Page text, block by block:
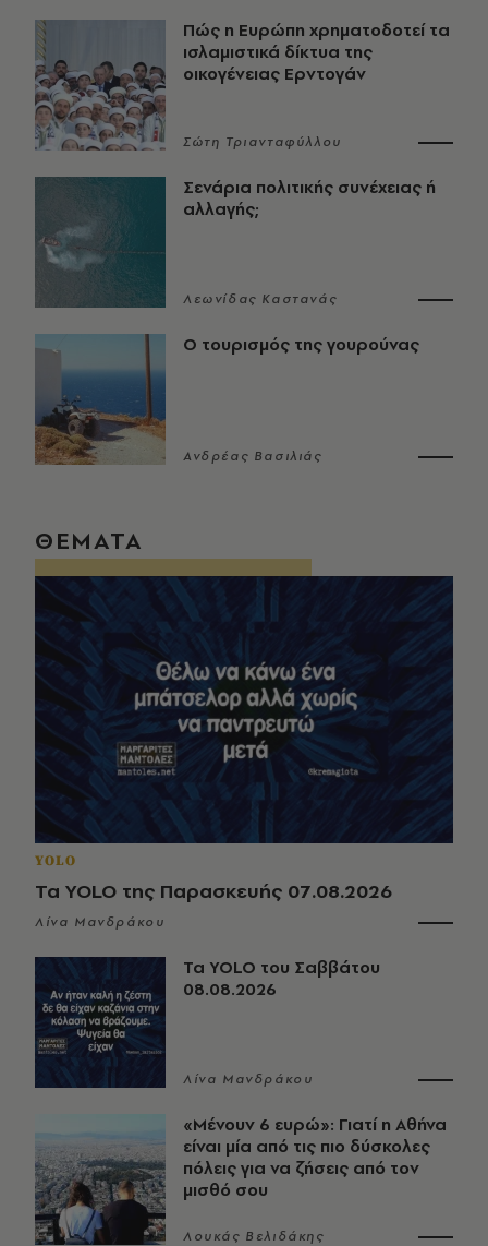
Πώς η Ευρώπη χρηματοδοτεί τα
ισλαμιστικά δίκτυα της
οικογένειας Ερντογάν
Σώτη Τριανταφύλλου
Σενάρια πολιτικής συνέχειας ή
αλλαγής;
Λεωνίδας Καστανάς
Ο τουρισμός της γουρούνας
Ανδρέας Βασιλιάς
ΘΕΜΑΤΑ
YOLO
Τα YOLO της Παρασκευής 07.08.2026
Λίνα Μανδράκου
Τα YOLO του Σαββάτου
08.08.2026
Λίνα Μανδράκου
«Μένουν 6 ευρώ»: Γιατί η Αθήνα
είναι μία από τις πιο δύσκολες
πόλεις για να ζήσεις από τον
μισθό σου
Λουκάς Βελιδάκης